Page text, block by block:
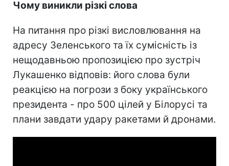
Чому виникли різкі слова
На питання про різкі висловлювання на
адресу Зеленського та їх сумісність із
нещодавньою пропозицією про зустріч
Лукашенко відповів: його слова були
реакцією на погрози з боку українського
президента - про 500 цілей у Білорусі та
плани завдати удару ракетами й дронами.